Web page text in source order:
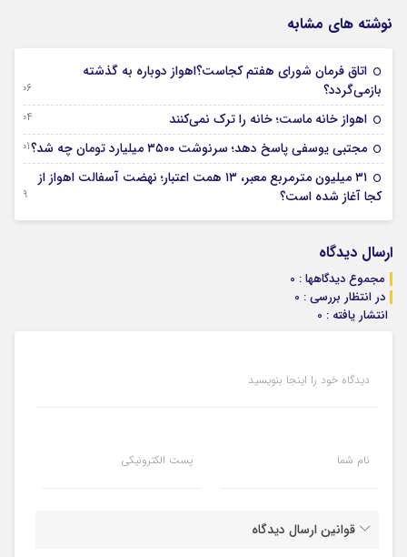
نوشته های مشابه
اتاق فرمان شورای هفتم کجاست؟اهواز دوباره به گذشته
بازمی‌گردد؟
06 آگوست 2026
اهواز خانه ماست؛ خانه را ترک نمی‌کنند 04 آگوست 2026
مجتبی یوسفی پاسخ دهد؛ سرنوشت ۳۵۰۰ میلیارد تومان چه شد؟ 01 آگوست 2026
۳۱ میلیون مترمربع معبر، ۱۳ همت اعتبار؛ نهضت آسفالت اهواز از
کجا آغاز شده است؟
29 جولای 2026
ارسال دیدگاه
مجموع دیدگاهها : 0
در انتظار بررسی : 0
انتشار یافته : 0
دیدگاه خود را اینجا بنویسید
نام شما پست الکترونیکی
قوانین ارسال دیدگاه